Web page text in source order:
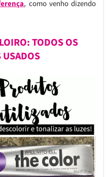
, como venho dizendo
TODOS OS
USADOS